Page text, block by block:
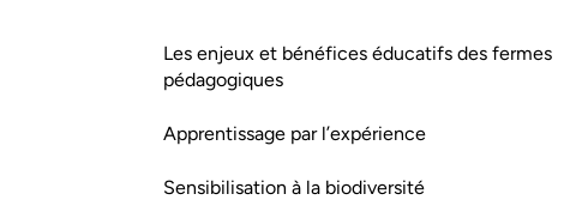
Les enjeux et bénéfices éducatifs des fermes
pédagogiques
Apprentissage par l’expérience
Sensibilisation à la biodiversité